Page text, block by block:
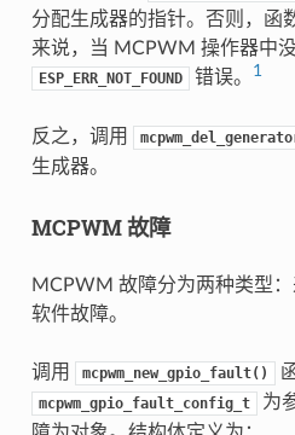
分配生成器的指针。否则，函
来说，当 MCPWM 操作器中
ESP_ERR_NOT_FOUND 错误。 1
反之，调用
生成器。
MCPWM 故障
MCPWM 故障分为两种类型
软件故障。
调用 mcpwm_new_gpio_fault()
mcpwm_gpio_fault_config_t
为